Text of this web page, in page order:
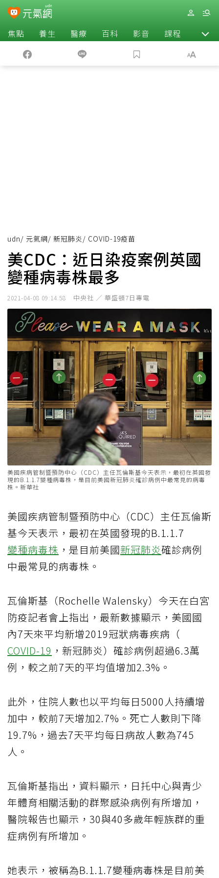
焦點 養生 醫療 百科 影音 課程 退休
udn/ 元氣網/ 新冠肺炎 / COVID-19疫苗
美CDC：近日染疫案例英國
變種病毒株最多
2021-04-08 09:14:58 中央社 ／ 華盛頓7日專電
美國疾病管制暨預防中心（CDC）主任瓦倫斯基今天表示，最初在英國發
現的B.1.1.7變種病毒株，是目前美國新冠肺炎確診病例中最常見的病毒
株。新華社
美國疾病管制暨預防中心（CDC）主任瓦倫斯
基今天表示，最初在英國發現的B.1.1.7
變種病毒株 ，是目前美國新冠肺炎確診病例
中最常見的病毒株。
瓦倫斯基（Rochelle Walensky）今天在白宮
防疫記者會上指出，最新數據顯示，美國國
內7天來平均新增2019冠狀病毒疾病（
COVID-19 ，新冠肺炎）確診病例超過6.3萬
例，較之前7天的平均值增加2.3%。
此外，住院人數也以平均每日5000人持續增
加中，較前7天增加2.7%。死亡人數則下降
19.7%，過去7天平均每日病故人數為745
人。
瓦倫斯基指出，資料顯示，日托中心與青少
年體育相關活動的群聚感染病例有所增加，
醫院報告也顯示，30與40多歲年輕族群的重
症病例有所增加。
她表示，被稱為B.1.1.7變種病毒株是目前美